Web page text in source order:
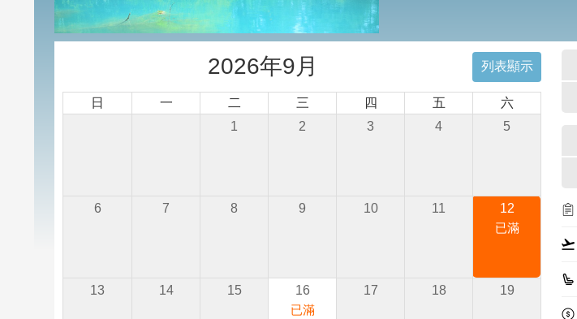
2026年9月 列表顯示
日 一 二 三 四 五
六
1
2 3 4 5
6 7 8 9 10 11
12
已滿
13 14 15
16
已滿
17 18 19